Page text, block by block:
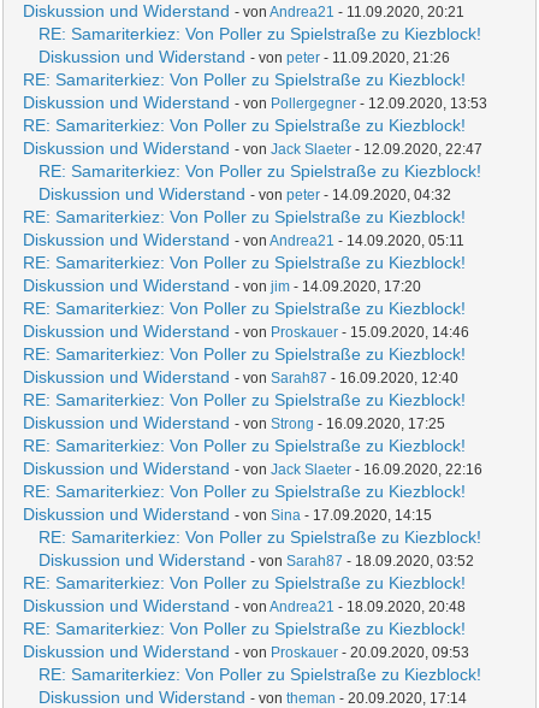
Diskussion und Widerstand - vonAndrea21 - 11.09.2020, 20:21
RE: Samariterkiez: Von Poller zu Spielstraße zu Kiezblock!
Diskussion und Widerstand - vonpeter - 11.09.2020, 21:26
RE: Samariterkiez: Von Poller zu Spielstraße zu Kiezblock!
Diskussion und Widerstand - von Pollergegner - 12.09.2020, 13:53
RE: Samariterkiez: Von Poller zu Spielstraße zu Kiezblock!
Diskussion und Widerstand - vonJack Slaeter - 12.09.2020, 22:47
RE: Samariterkiez: Von Poller zu Spielstraße zu Kiezblock!
Diskussion und Widerstand - vonpeter - 14.09.2020, 04:32
RE: Samariterkiez: Von Poller zu Spielstraße zu Kiezblock!
Diskussion und Widerstand - vonAndrea21 - 14.09.2020, 05:11
RE: Samariterkiez: Von Poller zu Spielstraße zu Kiezblock!
Diskussion und Widerstand - vonjim - 14.09.2020, 17:20
RE: Samariterkiez: Von Poller zu Spielstraße zu Kiezblock!
Diskussion und Widerstand - von Proskauer - 15.09.2020, 14:46
RE: Samariterkiez: Von Poller zu Spielstraße zu Kiezblock!
Diskussion und Widerstand - vonSarah87 - 16.09.2020, 12:40
RE: Samariterkiez: Von Poller zu Spielstraße zu Kiezblock!
Diskussion und Widerstand - vonStrong - 16.09.2020, 17:25
RE: Samariterkiez: Von Poller zu Spielstraße zu Kiezblock!
Diskussion und Widerstand - vonJack Slaeter - 16.09.2020, 22:16
RE: Samariterkiez: Von Poller zu Spielstraße zu Kiezblock!
Diskussion und Widerstand - vonSina - 17.09.2020, 14:15
RE: Samariterkiez: Von Poller zu Spielstraße zu Kiezblock!
Diskussion und Widerstand - vonSarah87 - 18.09.2020, 03:52
RE: Samariterkiez: Von Poller zu Spielstraße zu Kiezblock!
Diskussion und Widerstand - vonAndrea21 - 18.09.2020, 20:48
RE: Samariterkiez: Von Poller zu Spielstraße zu Kiezblock!
Diskussion und Widerstand - von Proskauer - 20.09.2020, 09:53
RE: Samariterkiez: Von Poller zu Spielstraße zu Kiezblock!
Diskussion und Widerstand - vontheman - 20.09.2020, 17:14